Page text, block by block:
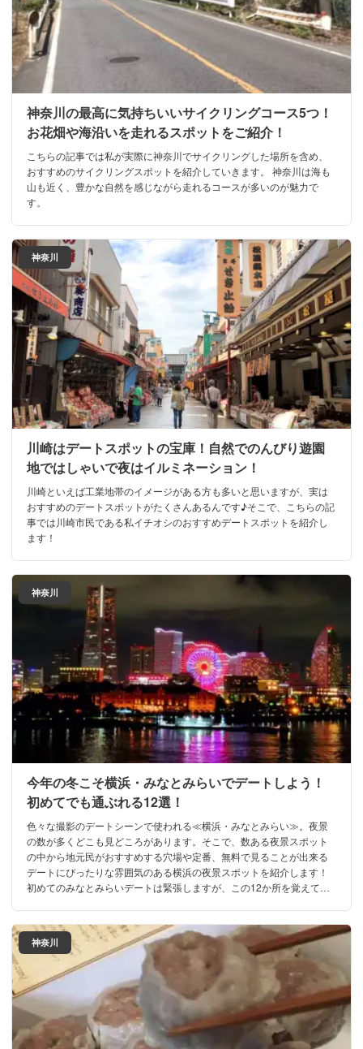
神奈川の最高に気持ちいいサイクリングコース5つ！
お花畑や海沿いを走れるスポットをご紹介！
こちらの記事では私が実際に神奈川でサイクリングした場所を含め、
おすすめのサイクリングスポットを紹介していきます。 神奈川は海も
山も近く、豊かな自然を感じながら走れるコースが多いのが魅力で
す。
神奈川
川崎はデートスポットの宝庫！自然でのんびり遊園
地ではしゃいで夜はイルミネーション！
川崎といえば工業地帯のイメージがある方も多いと思いますが、実は
おすすめのデートスポットがたくさんあるんです♪そこで、こちらの記
事では川崎市民である私イチオシのおすすめデートスポットを紹介し
ます！
神奈川
今年の冬こそ横浜・みなとみらいでデートしよう！
初めてでも通ぶれる12選！
色々な撮影のデートシーンで使われる≪横浜・みなとみらい≫。夜景
の数が多くどこも見どころがあります。そこで、数ある夜景スポット
の中から地元民がおすすめする穴場や定番、無料で見ることが出来る
デートにぴったりな雰囲気のある横浜の夜景スポットを紹介します！
初めてのみなとみらいデートは緊張しますが、この12か所を覚えてお
神奈川